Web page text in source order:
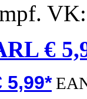
€
5,99*